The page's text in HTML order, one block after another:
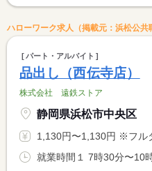
ハローワーク求人（掲載元：浜松公共
パート・アルバイト
品出し（西伝寺店）
株式会社 遠鉄ストア
静岡県浜松市中央区
1,130円〜1,130円 ※フルタイム求人の場合は月額
就業時間１ 7時30分〜10